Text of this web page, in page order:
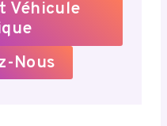
Véhicule
Nous